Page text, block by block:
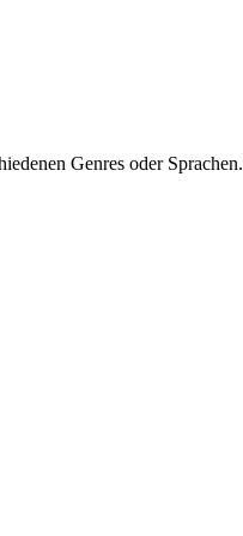
Genres oder Sprachen.